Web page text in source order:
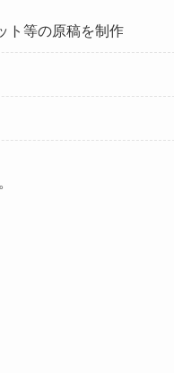
ト等の原稿を制作